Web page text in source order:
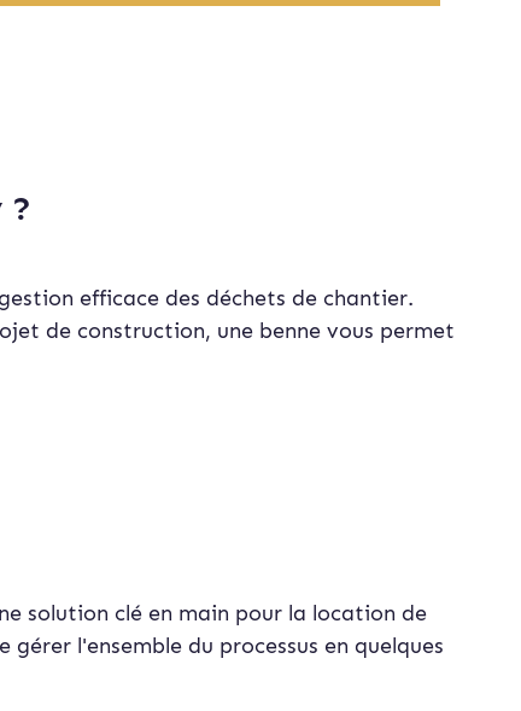
?
efficace des déchets de chantier.
de construction, une benne vous permet
solution clé en main pour la location de
l'ensemble du processus en quelques